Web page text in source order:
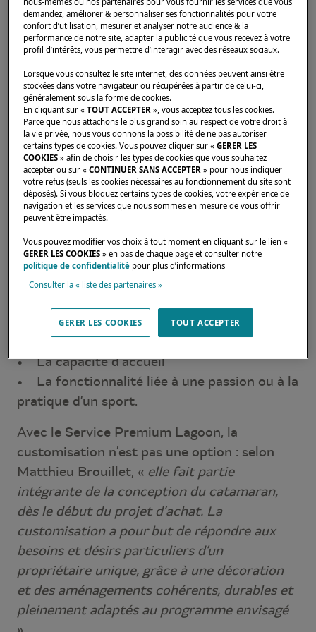
grandes unités Lagoon, explique qu’il n’existe
pas de « configuration standard » au sens
strict sur ces grands catamarans.
Chaque projet de customisation répond :
• À un programme de navigation spécifique
• À un mode de vie particulier
• À des attentes clairement identifiées.
À bord des catamarans de luxe de notre
marque, les volumes, les circulations, le
mobilier, les équipements, la lumière, le son,
les matériaux et les revêtements sont
finement adaptés pour correspondre aux
usages réels des bateaux.
La plupart des propriétaires privilégient :
• L’espace et l’intimité
• La capacité d’accueil
• La fonctionnalité liée à une passion ou à la
pratique d’un sport.
Avec le Service Premium Lagoon, la
customisation n’est pas une option : selon
Matthieu Brouillet, « elle fait partie
intégrante de la conception du catamaran,
dès le début du projet d’achat. La
customisation a pour but de répondre aux
besoins et désirs particuliers d’un
propriétaire unique, grâce à une décoration
et des aménagements cohérents, durables et
pleinement adaptés au programme envisagé
demandez, améliorer & personnaliser ses fonctionnalités pour votre
confort d’utilisation, mesurer et analyser notre audience & la
performance de notre site, adapter la publicité que vous recevez à votre
profil d’intérêts, vous permettre d’interagir avec des réseaux sociaux.
Lorsque vous consultez le site internet, des données peuvent ainsi être
stockées dans votre navigateur ou récupérées à partir de celui-ci,
généralement sous la forme de cookies.
En cliquant sur «TOUT ACCEPTER », vous acceptez tous les cookies.
Parce que nous attachons le plus grand soin au respect de votre droit à
la vie privée, nous vous donnons la possibilité de ne pas autoriser
certains types de cookies. Vous pouvez cliquer sur «GERER LES
COOKIES » afin de choisir les types de cookies que vous souhaitez
accepter ou sur «CONTINUER SANS ACCEPTER » pour nous indiquer
votre refus (seuls les cookies nécessaires au fonctionnement du site sont
déposés). Si vous bloquez certains types de cookies, votre expérience de
navigation et les services que nous sommes en mesure de vous offrir
peuvent être impactés.
Vous pouvez modifier vos choix à tout moment en cliquant sur le lien «
GERER LES COOKIES » en bas de chaque page et consulter notre
politique de confidentialité pour plus d’informations
Consulter la « liste des partenaires »
GERER LES COOKIES TOUT ACCEPTER